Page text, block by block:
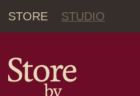
STORE STUDIO
•